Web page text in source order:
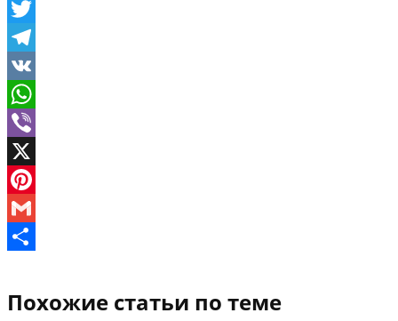
Facebook
Twitter
Telegram
VK
WhatsApp
Viber
X
Pinterest
Gmail
Похожие статьи по теме